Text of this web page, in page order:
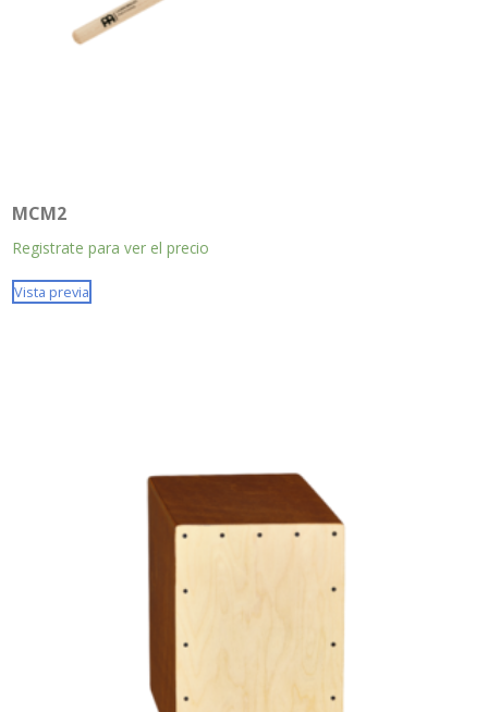
MCM2
Registrate para ver el precio
Vista previa